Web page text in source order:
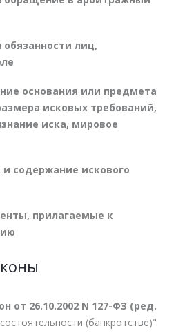
обязанности лиц,
основания или предмета
исковых требований,
иска, мировое
содержание искового
прилагаемые к
от 26.10.2002 N 127-ФЗ (ред.
(банкротстве)"